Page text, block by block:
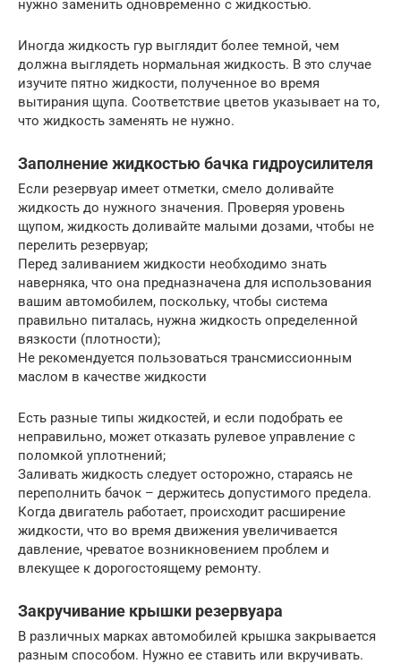
нужно заменить одновременно с жидкостью.
Иногда жидкость гур выглядит более темной, чем
должна выглядеть нормальная жидкость. В это случае
изучите пятно жидкости, полученное во время
вытирания щупа. Соответствие цветов указывает на то,
что жидкость заменять не нужно.
Заполнение жидкостью бачка гидроусилителя
Если резервуар имеет отметки, смело доливайте
жидкость до нужного значения. Проверяя уровень
щупом, жидкость доливайте малыми дозами, чтобы не
перелить резервуар;
Перед заливанием жидкости необходимо знать
наверняка, что она предназначена для использования
вашим автомобилем, поскольку, чтобы система
правильно питалась, нужна жидкость определенной
вязкости (плотности);
Не рекомендуется пользоваться трансмиссионным
маслом в качестве жидкости
Есть разные типы жидкостей, и если подобрать ее
неправильно, может отказать рулевое управление с
поломкой уплотнений;
Заливать жидкость следует осторожно, стараясь не
переполнить бачок – держитесь допустимого предела.
Когда двигатель работает, происходит расширение
жидкости, что во время движения увеличивается
давление, чреватое возникновением проблем и
влекущее к дорогостоящему ремонту.
Закручивание крышки резервуара
В различных марках автомобилей крышка закрывается
разным способом. Нужно ее ставить или вкручивать.